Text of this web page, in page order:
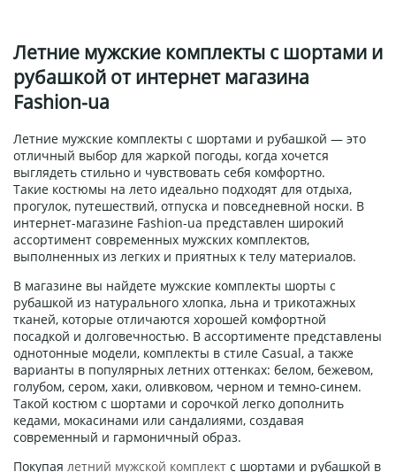
Летние мужские комплекты с шортами и
рубашкой от интернет магазина
Fashion-ua
Летние мужские комплекты с шортами и рубашкой — это
отличный выбор для жаркой погоды, когда хочется
выглядеть стильно и чувствовать себя комфортно.
Такие костюмы на лето идеально подходят для отдыха,
прогулок, путешествий, отпуска и повседневной носки. В
интернет-магазине Fashion-ua представлен широкий
ассортимент современных мужских комплектов,
выполненных из легких и приятных к телу материалов.
В магазине вы найдете мужские комплекты шорты с
рубашкой из натурального хлопка, льна и трикотажных
тканей, которые отличаются хорошей комфортной
посадкой и долговечностью. В ассортименте представлены
однотонные модели, комплекты в стиле Casual, а также
варианты в популярных летних оттенках: белом, бежевом,
голубом, сером, хаки, оливковом, черном и темно-синем.
Такой костюм с шортами и сорочкой легко дополнить
кедами, мокасинами или сандалиями, создавая
современный и гармоничный образ.
Покупая летний мужской комплект с шортами и рубашкой в